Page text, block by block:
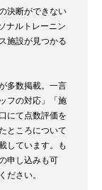
決断ができない
ナルトレーニン
施設が見つかる
多数掲載。一言
フの対応」「施
にて点数評価を
ところについて
しています。も
申し込みも可
ださい。